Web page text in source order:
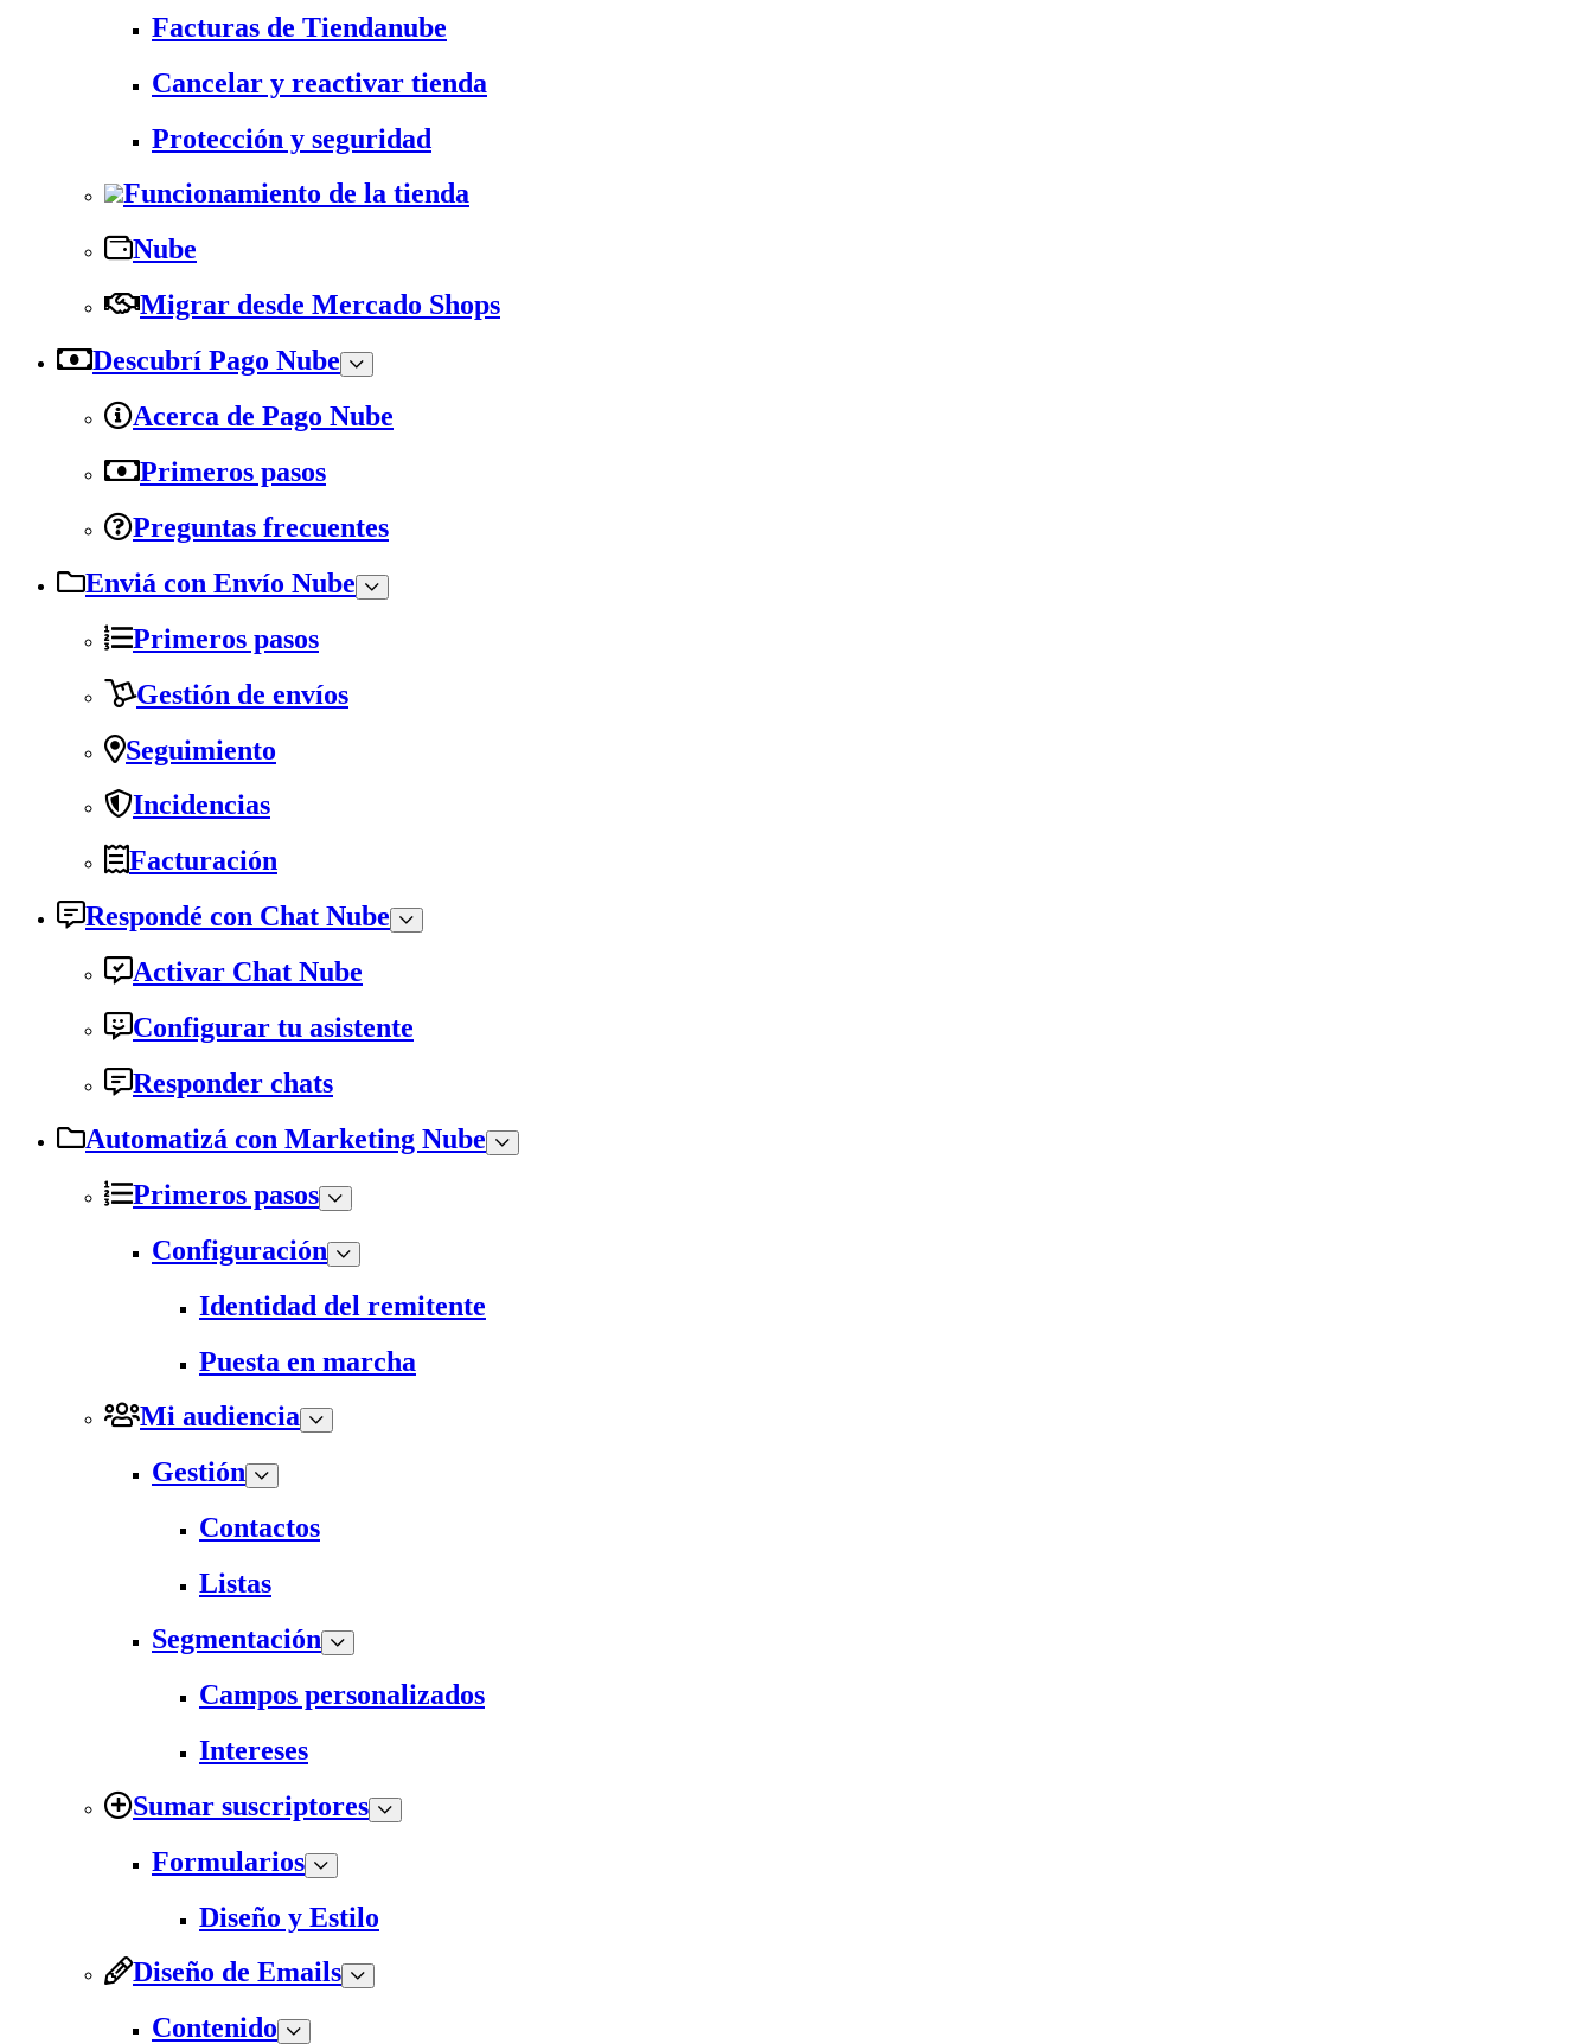
Facturas de Tiendanube
Cancelar y reactivar tienda
Protección y seguridad
Funcionamiento de la tienda
Nube
Migrar desde Mercado Shops
Descubrí Pago Nube
Acerca de Pago Nube
Primeros pasos
Preguntas frecuentes
Enviá con Envío Nube
Primeros pasos
Gestión de envíos
Seguimiento
Incidencias
Facturación
Respondé con Chat Nube
Activar Chat Nube
Configurar tu asistente
Responder chats
Automatizá con Marketing Nube
Primeros pasos
Configuración
Identidad del remitente
Puesta en marcha
Mi audiencia
Gestión
Contactos
Listas
Segmentación
Campos personalizados
Intereses
Sumar suscriptores
Formularios
Diseño y Estilo
Diseño de Emails
Contenido